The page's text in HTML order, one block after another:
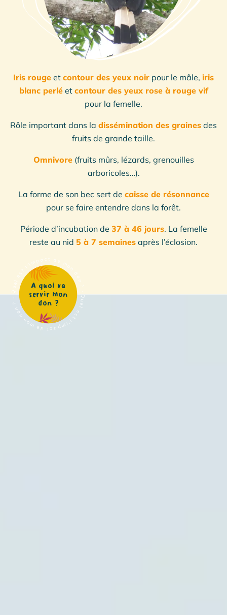
Iris rouge et contour des yeux noir pour le mâle, iris
blanc perléet contour des yeux rose à rouge vif
pour la femelle.
Rôle important dans la dissémination des graines des
fruits de grande taille.
Omnivore(fruits mûrs, lézards, grenouilles
arboricoles…).
La forme de son bec sert de caisse de résonnance
pour se faire entendre dans la forêt.
Période d’incubation de 37 à 46 jours. La femelle
reste au nid 5 à 7 semaines après l’éclosion.
A quoi va
servir mon
don ?
Quel est l'impact de mon don ? - Quel est l'impact de mon don ? -
CHANGEZ LE MONDE AVEC
NOUS !
Faire un don à l’association›